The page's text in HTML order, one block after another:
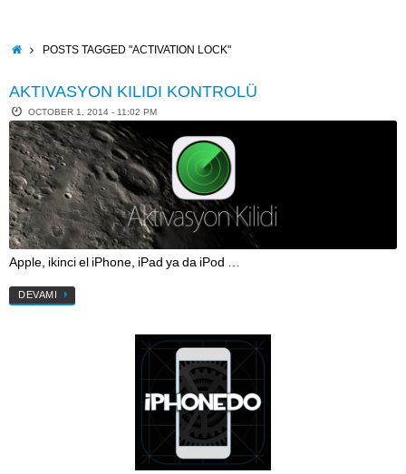
contentHOMEPOSTS TAGGED "ACTIVATION LOCK"
AKTIVASYON KILIDI KONTROLÜ
OCTOBER 1, 2014 - 11:02 PM
Apple, ikinci el iPhone, iPad ya da iPod …
DEVAMI